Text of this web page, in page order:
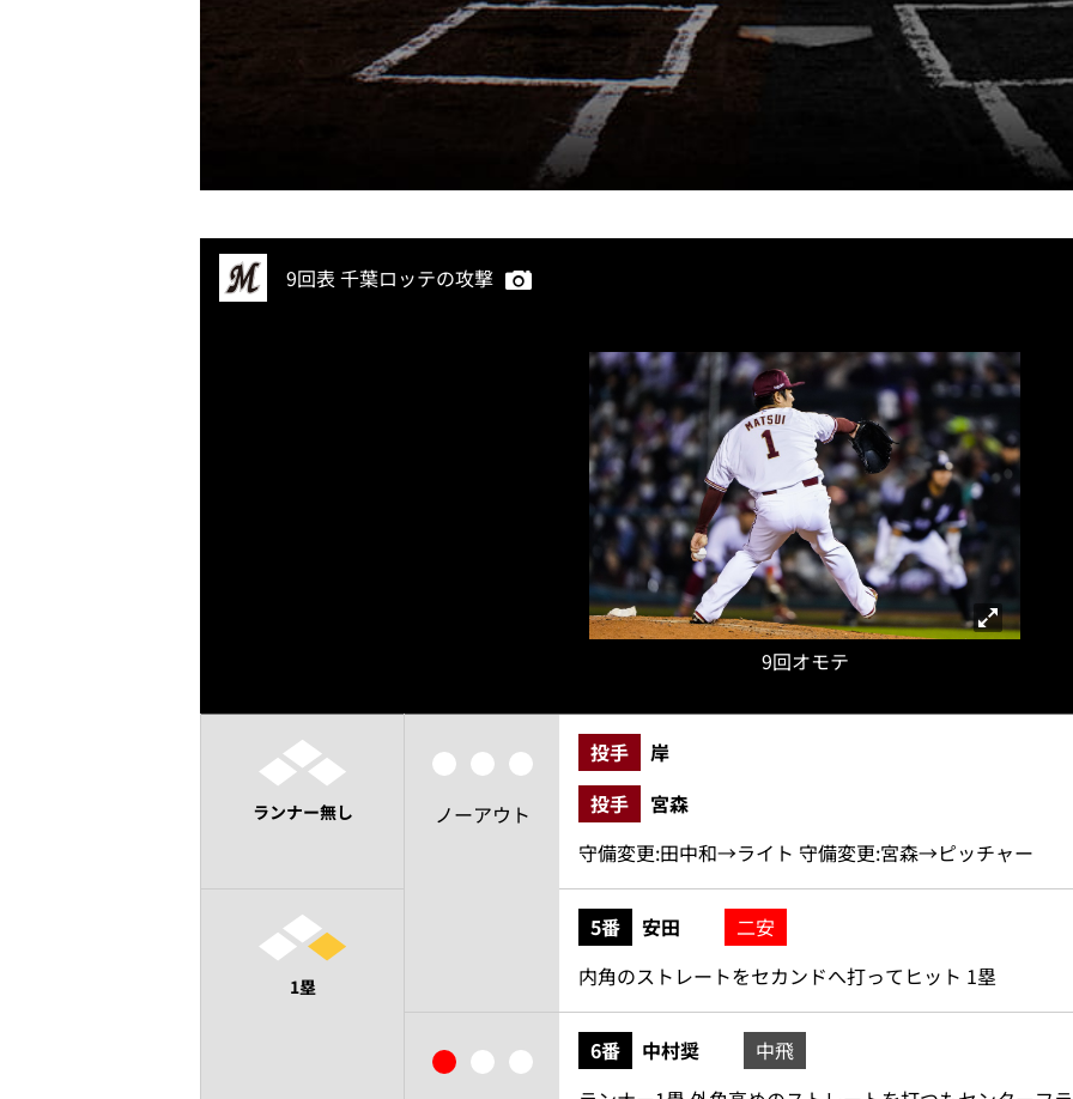
9回表 千葉ロッテの攻撃
9回オモテ
ランナー無し ノーアウト
投手
岸
投手
宮森
守備変更:田中和→ライト 守備変更:宮森→ピッチャー
1塁
5番 安田
二安
内角のストレートをセカンドへ打ってヒット 1塁
6番 中村奨
中飛